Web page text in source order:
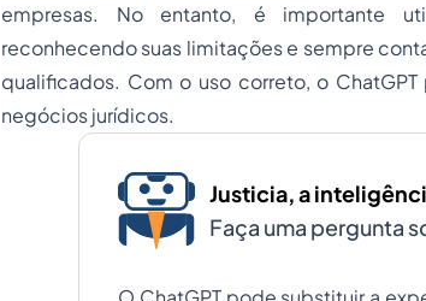
empresas. No entanto, é importante
reconhecendo suas limitações e sempre
qualificados. Com o uso correto, o
negócios jurídicos.
Justicia, a
Faça uma pergunta